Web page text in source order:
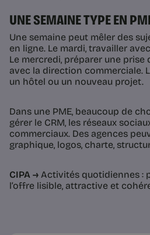
UNE SEMAINE TYPE EN
Une semaine peut mêler des
en ligne. Le mardi, travailler
Le mercredi, préparer une
avec la direction commerciale.
un hôtel ou un nouveau projet.
Dans une PME, beaucoup de
gérer le CRM, les réseaux
commerciaux. Des agences
graphique, logos, charte,
CIPA → Activités quotidiennes :
l’offre lisible, attractive et